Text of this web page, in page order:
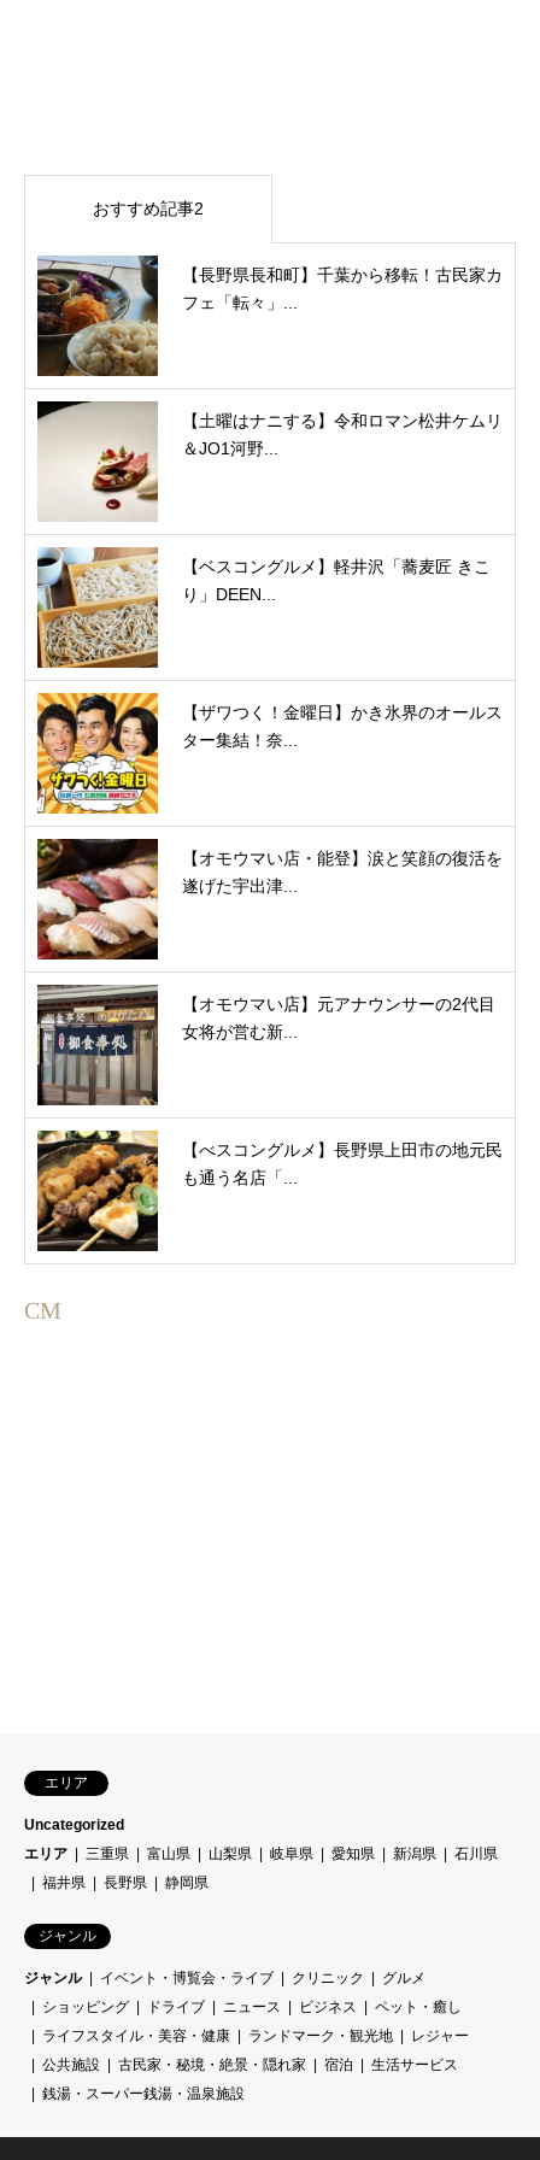
おすすめ記事2
【長野県長和町】千葉から移転！古民家カ
フェ「転々」...
【土曜はナニする】令和ロマン松井ケムリ
＆JO1河野...
【ベスコングルメ】軽井沢「蕎麦匠 きこ
り」DEEN...
【ザワつく！金曜日】かき氷界のオールス
ター集結！奈...
【オモウマい店・能登】涙と笑顔の復活を
遂げた宇出津...
【オモウマい店】元アナウンサーの2代目
女将が営む新...
【べスコングルメ】長野県上田市の地元民
も通う名店「...
CM
エリア
Uncategorized
エリア
三重県 富山県 山梨県 岐阜県 愛知県 新潟県
石川県
福井県
長野県 静岡県
ジャンル
ジャンル イベント・博覧会・ライブ クリニック
グルメ
ショッピング
ドライブ ニュース ビジネス
ペット・癒し
ライフスタイル・美容・健康
ランドマーク・観光地
レジャー
公共施設
古民家・秘境・絶景・隠れ家 宿泊
生活サービス
銭湯・スーパー銭湯・温泉施設